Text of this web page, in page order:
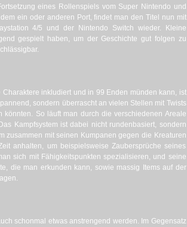
eines Rollenspiels vom Super Nintendo und
ein oder anderen Port, findet man den Titel nun mit
4/5 und der Nintendo Switch wieder. Kleine
gespielt haben, um der Geschichte gut folgen zu
inkludiert und in 99 Enden münden kann, ist
sondern überrascht an vielen Stellen mit Twists
So läuft man durch die verschiedenen Areale
Kampfsystem ist dabei nicht rundenbasiert, sondern
zusammen mit seinen Kumpanen gegen die Kreaturen
anhalten, um beispielsweise Zaubersprüche seines
sich mit Fähigkeitspunkten spezialisieren, und seine
die man erkunden kann, sowie massig Items auf der
schonmal etwas anstrengend werden. Im Gegensatz